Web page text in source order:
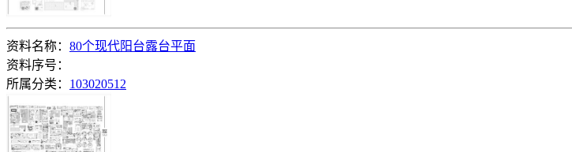
资料名称： 80个现代阳台露台平面
资料序号：
所属分类： 103020512